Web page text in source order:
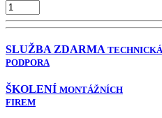
SLUŽBA ZDARMA TECHNICKÁ
PODPORA
ŠKOLENÍ MONTÁŽNÍCH
FIREM